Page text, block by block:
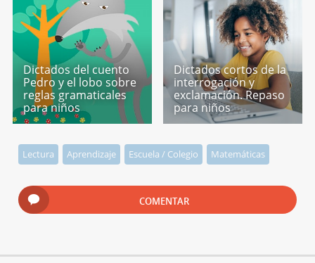
Dictados del cuento
Pedro y el lobo sobre
reglas gramaticales
para niños
Dictados cortos de la
interrogación y
exclamación. Repaso
para niños
Lectura Aprendizaje Escuela / Colegio Matemáticas
COMENTAR